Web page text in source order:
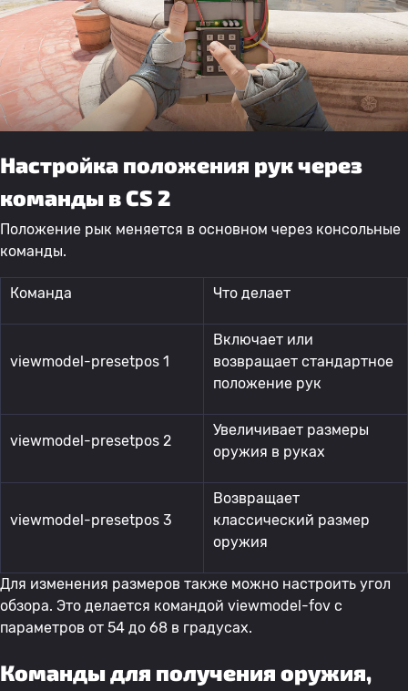
Настройка положения рук через
команды в CS 2
Положение рык меняется в основном через консольные
команды.
Команда Что делает
viewmodel-presetpos 1
Включает или
возвращает стандартное
положение рук
viewmodel-presetpos 2
Увеличивает размеры
оружия в руках
viewmodel-presetpos 3
Возвращает
классический размер
оружия
Для изменения размеров также можно настроить угол
обзора. Это делается командой viewmodel-fov с
параметров от 54 до 68 в градусах.
Команды для получения оружия,